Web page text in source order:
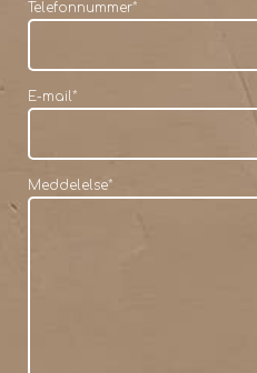
Telefonnummer*
E-mail*
Meddelelse*